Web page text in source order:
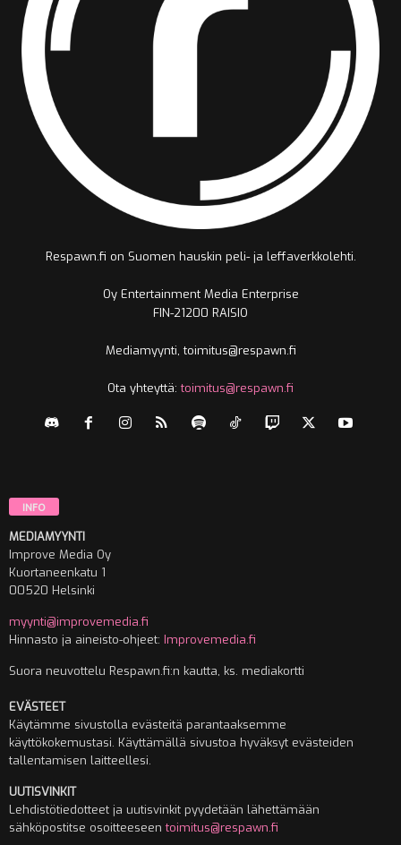
Respawn.fi on Suomen hauskin peli- ja leffaverkkolehti.
Oy Entertainment Media Enterprise
FIN-21200 RAISIO
Mediamyynti, toimitus@respawn.fi
Ota yhteyttä:toimitus@respawn.fi
INFO
MEDIAMYYNTI
Improve Media Oy
Kuortaneenkatu 1
00520 Helsinki
myynti@improvemedia.fi
Hinnasto ja aineisto-ohjeet: Improvemedia.fi
Suora neuvottelu Respawn.fi:n kautta, ks. mediakortti
EVÄSTEET
Käytämme sivustolla evästeitä parantaaksemme
käyttökokemustasi. Käyttämällä sivustoa hyväksyt evästeiden
tallentamisen laitteellesi.
UUTISVINKIT
Lehdistötiedotteet ja uutisvinkit pyydetään lähettämään
sähköpostitse osoitteeseentoimitus@respawn.fi